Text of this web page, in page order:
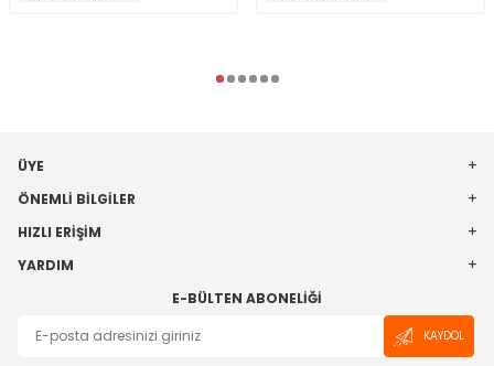
ÜYE
ÖNEMLI BILGILER
HIZLI ERIŞIM
YARDIM
E-BÜLTEN ABONELIĞI
KAYDOL